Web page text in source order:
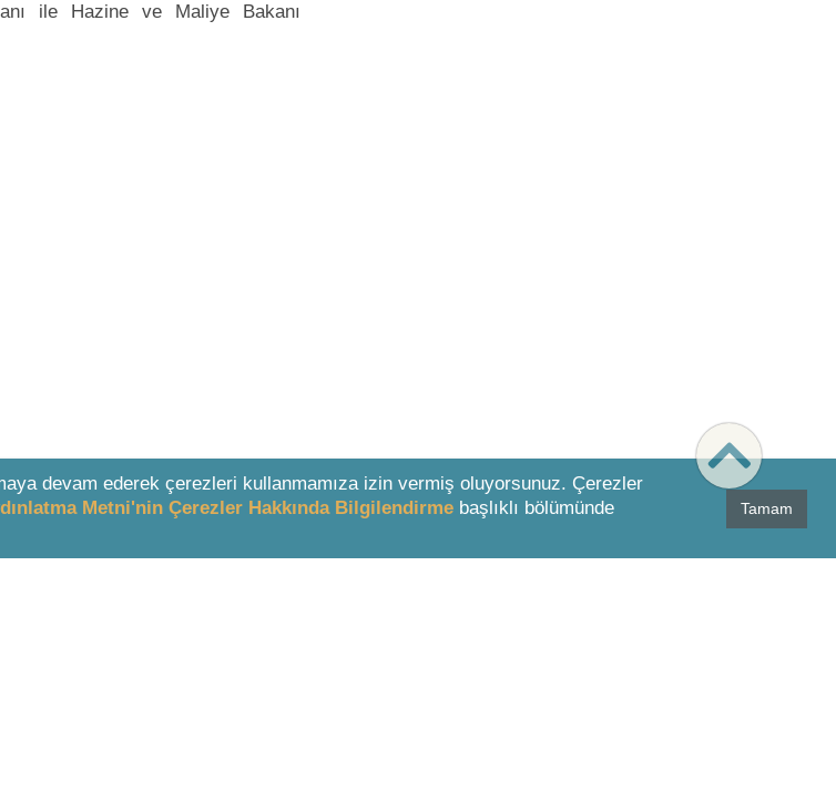
ile Hazine ve Maliye Bakanı
devam ederek çerezleri kullanmamıza izin vermiş oluyorsunuz. Çerezler
Metni'nin Çerezler Hakkında Bilgilendirme başlıklı bölümünde
Tamam